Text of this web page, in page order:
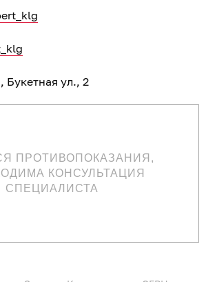
Букетная ул., 2
ПРОТИВОПОКАЗАНИЯ,
КОНСУЛЬТАЦИЯ
СПЕЦИАЛИСТА